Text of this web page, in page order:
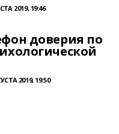
2019, 19:46
доверия по
2019, 19:50